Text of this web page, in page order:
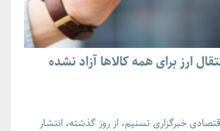
ارز برای همه کالاها آزاد نشده
خبرگزاری تسنیم، از روز گذشته، انتشار